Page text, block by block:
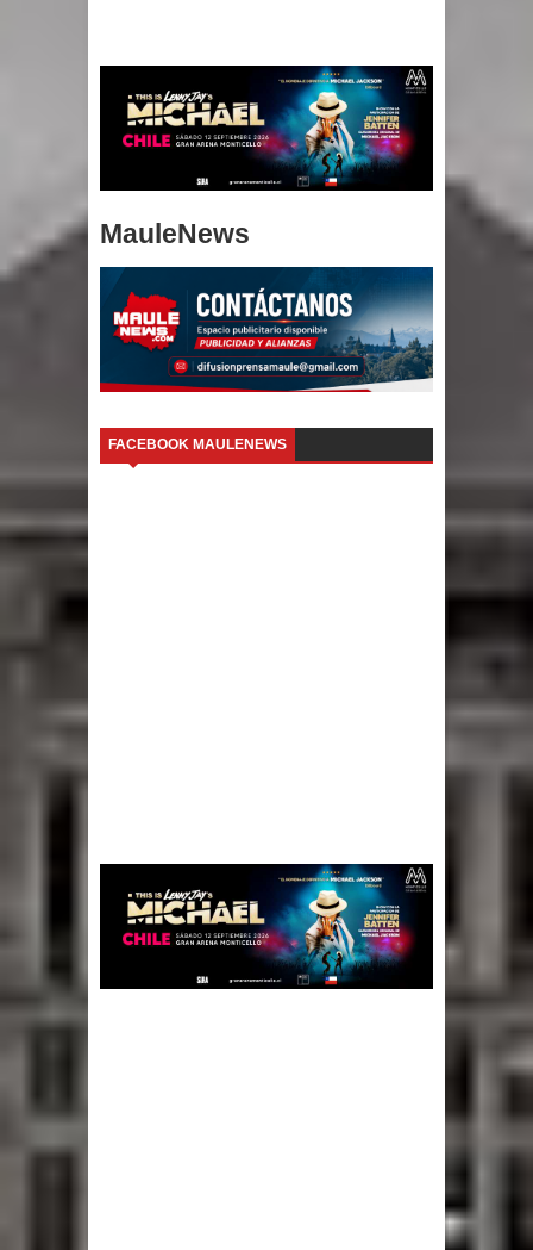
MauleNews
FACEBOOK MAULENEWS